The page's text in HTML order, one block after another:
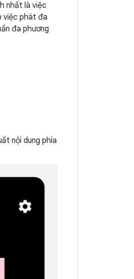
nhất là việc
việc phát đa
đa phương
nội dung phía